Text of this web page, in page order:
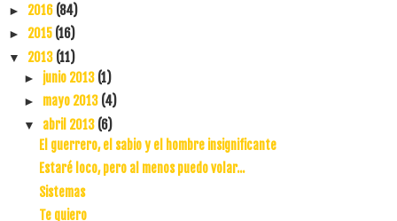
► 2016 (84)
► 2015 (16)
▼ 2013 (11)
► junio 2013 (1)
► mayo 2013 (4)
▼ abril 2013 (6)
El guerrero, el sabio y el hombre insignificante
Estaré loco, pero al menos puedo volar...
Sistemas
Te quiero